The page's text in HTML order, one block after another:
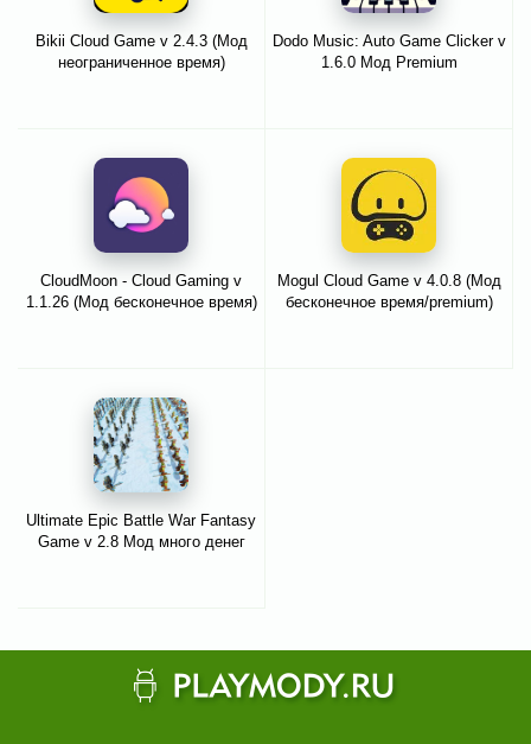
Bikii Cloud Game v 2.4.3 (Мод
неограниченное время)
Dodo Music: Auto Game Clicker v
1.6.0 Мод Premium
CloudMoon - Cloud Gaming v
1.1.26 (Мод бесконечное время)
Mogul Cloud Game v 4.0.8 (Мод
бесконечное время/premium)
Ultimate Epic Battle War Fantasy
Game v 2.8 Мод много денег